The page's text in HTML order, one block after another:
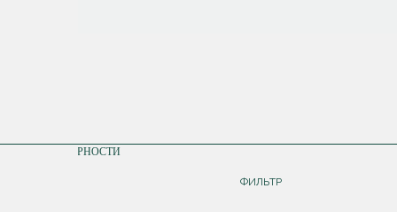
ПО ПОПУЛЯРНОСТИ
ФИЛЬТР